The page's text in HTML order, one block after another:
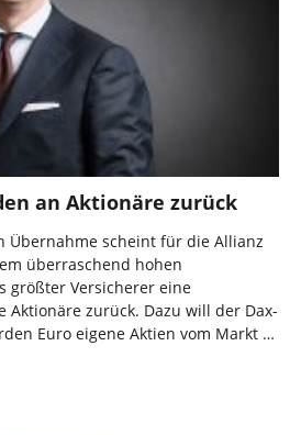
an Aktionäre zurück
Übernahme scheint für die Allianz
überraschend hohen
größter Versicherer eine
Aktionäre zurück. Dazu will der Dax-
Euro eigene Aktien vom Markt …